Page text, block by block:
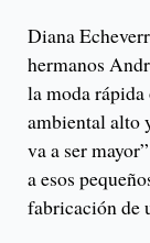
Diana
hermanos
la moda
ambiental alto
va a ser
a esos
fabricación de